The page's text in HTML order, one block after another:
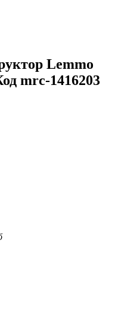
Lemmo
mrc-1416203